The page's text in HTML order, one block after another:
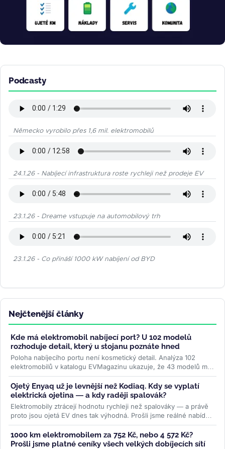
Podcasty
Německo vyrobilo přes 1,6 mil. elektromobilů
24.1.26 - Nabíjecí infrastruktura roste rychleji než prodeje EV
23.1.26 - Dreame vstupuje na automobilový trh
23.1.26 - Co přináší 1000 kW nabíjení od BYD
Nejčtenější články
Kde má elektromobil nabíjecí port? U 102 modelů
rozhoduje detail, který u stojanu poznáte hned
Poloha nabíjecího portu není kosmetický detail. Analýza 102
elektromobilů v katalogu EVMagazinu ukazuje, že 43 modelů má
konektor vpravo...>>
Ojetý Enyaq už je levnější než Kodiaq. Kdy se vyplatí
elektrická ojetina — a kdy raději spalovák?
Elektromobily ztrácejí hodnotu rychleji než spalováky — a právě
proto jsou ojetá EV dnes tak výhodná. Prošli jsme reálné nabídky
na...>>
1000 km elektromobilem za 752 Kč, nebo 4 572 Kč?
Prošli jsme platné ceníky všech velkých dobíjecích sítí